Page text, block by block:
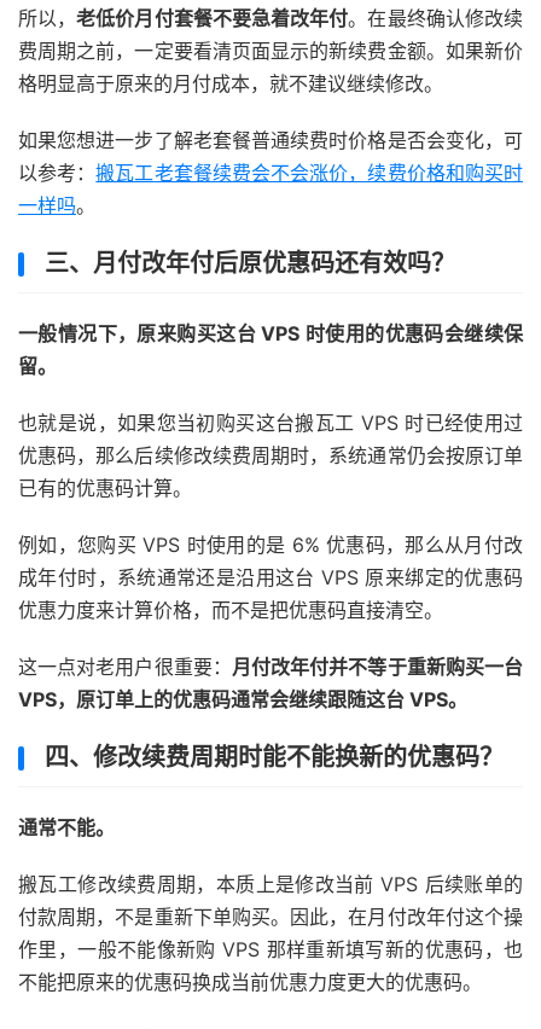
所以，老低价月付套餐不要急着改年付。在最终确认修改续
费周期之前，一定要看清页面显示的新续费金额。如果新价
格明显高于原来的月付成本，就不建议继续修改。
如果您想进一步了解老套餐普通续费时价格是否会变化，可
以参考：搬瓦工老套餐续费会不会涨价，续费价格和购买时
一样吗。
三、月付改年付后原优惠码还有效吗？
一般情况下，原来购买这台 VPS 时使用的优惠码会继续保
留。
也就是说，如果您当初购买这台搬瓦工 VPS 时已经使用过
优惠码，那么后续修改续费周期时，系统通常仍会按原订单
已有的优惠码计算。
例如，您购买 VPS 时使用的是 6% 优惠码，那么从月付改
成年付时，系统通常还是沿用这台 VPS 原来绑定的优惠码
优惠力度来计算价格，而不是把优惠码直接清空。
这一点对老用户很重要： 月付改年付并不等于重新购买一台
VPS，原订单上的优惠码通常会继续跟随这台 VPS。
四、修改续费周期时能不能换新的优惠码？
通常不能。
搬瓦工修改续费周期，本质上是修改当前 VPS 后续账单的
付款周期，不是重新下单购买。因此，在月付改年付这个操
作里，一般不能像新购 VPS 那样重新填写新的优惠码，也
不能把原来的优惠码换成当前优惠力度更大的优惠码。